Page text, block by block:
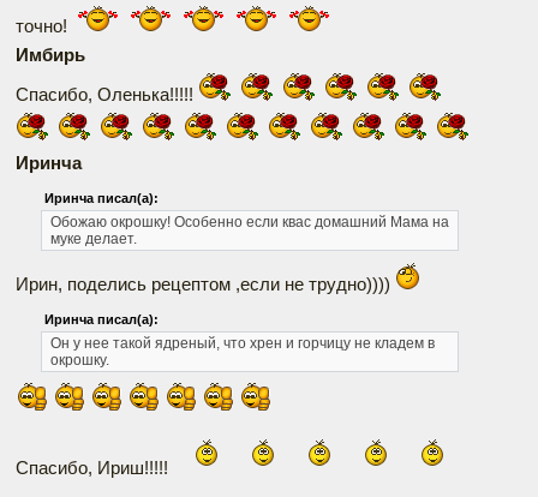
точно!
Имбирь
Спасибо, Оленька!!!!!
Иринча
Иринча писал(а):
Обожаю окрошку! Особенно если квас домашний Мама на
муке делает.
Ирин, поделись рецептом ,если не трудно))))
Иринча писал(а):
Он у нее такой ядреный, что хрен и горчицу не кладем в
окрошку.
Спасибо, Ириш!!!!!